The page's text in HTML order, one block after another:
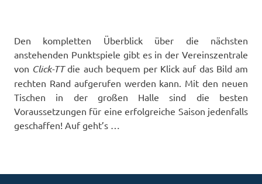
Den kompletten Überblick über die nächsten
anstehenden Punktspiele gibt es in der Vereinszentrale
von Click-TTdie auch bequem per Klick auf das Bild am
rechten Rand aufgerufen werden kann. Mit den neuen
Tischen in der großen Halle sind die besten
Voraussetzungen für eine erfolgreiche Saison jedenfalls
geschaffen! Auf geht’s …